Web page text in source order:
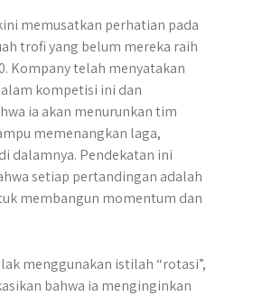
memusatkan perhatian pada
trofi yang belum mereka raih
Kompany telah menyatakan
kompetisi ini dan
ia akan menurunkan tim
memenangkan laga,
dalamnya. Pendekatan ini
setiap pertandingan adalah
membangun momentum dan
menggunakan istilah “rotasi”,
bahwa ia menginginkan